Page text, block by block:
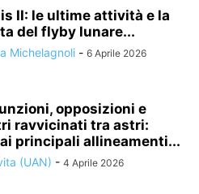
II: le ultime attività e la
del flyby lunare...
Michelagnoli - 6 Aprile 2026
opposizioni e
ravvicinati tra astri:
principali allineamenti...
(UAN) - 4 Aprile 2026